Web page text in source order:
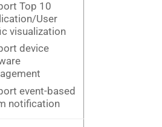
Top 10
User
visualization
device
event-based
notification